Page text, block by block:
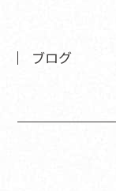
ブログ